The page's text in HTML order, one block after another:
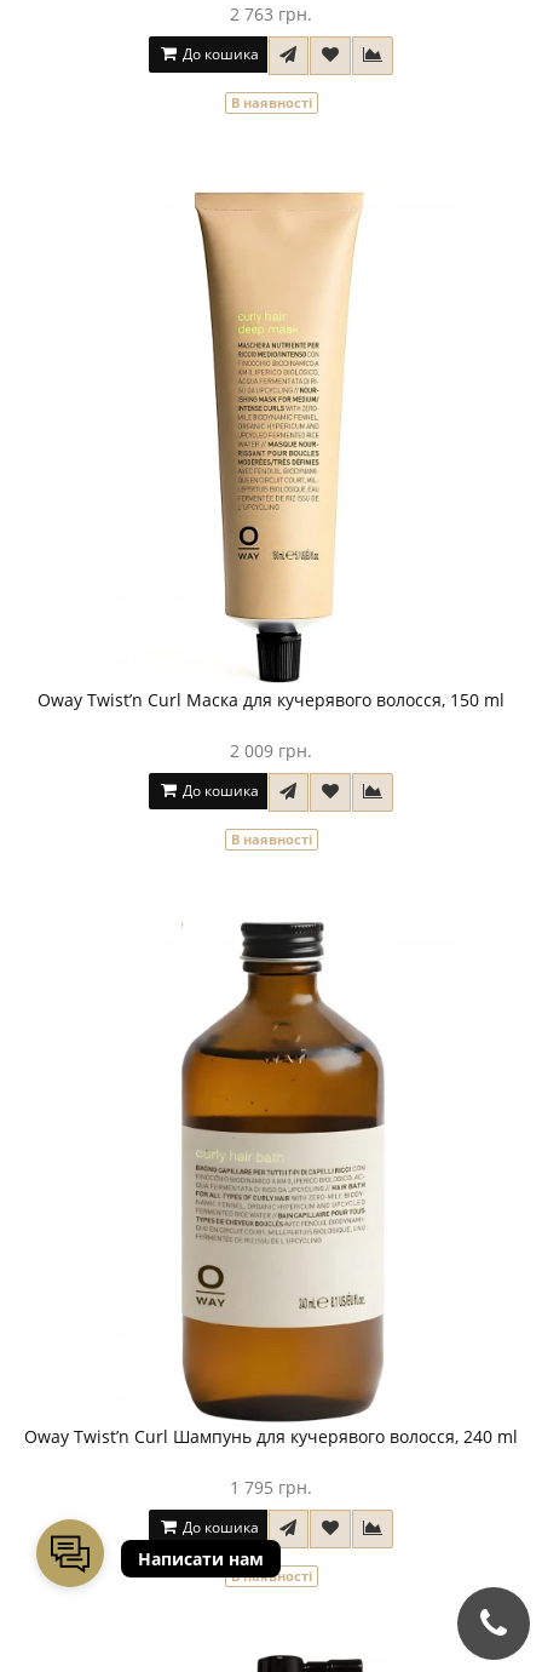
2 763 грн.
До кошика
В наявності
Oway Twist’n Curl Маска для кучерявого волосся, 150 ml
2 009 грн.
До кошика
В наявності
Oway Twist’n Curl Шампунь для кучерявого волосся, 240 ml
1 795 грн.
До кошика
В наявності